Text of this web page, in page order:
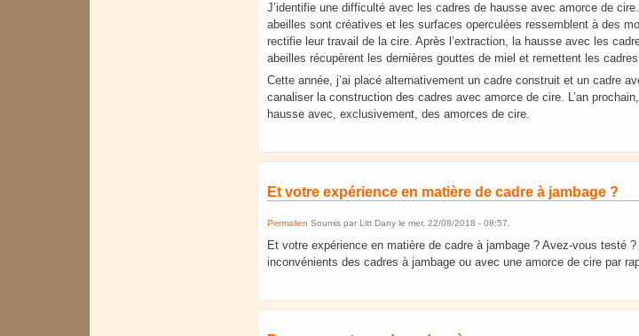
J’identifie une difficulté avec les cadres de hausse avec amorce de
abeilles sont créatives et les surfaces operculées ressemblent à des
rectifie leur travail de la cire. Après l’extraction, la hausse avec les
abeilles récupèrent les dernières gouttes de miel et remettent les
Cette année, j’ai placé alternativement un cadre construit et un cadre
canaliser la construction des cadres avec amorce de cire. L’an
hausse avec, exclusivement, des amorces de cire.
Et votre expérience en matière de cadre à jambage ?
Permalien Soumis par Litt Dany lemer, 22/08/2018 - 08:57.
Et votre expérience en matière de cadre à jambage ? Avez-vous testé
inconvénients des cadres à jambage ou avec une amorce de cire par